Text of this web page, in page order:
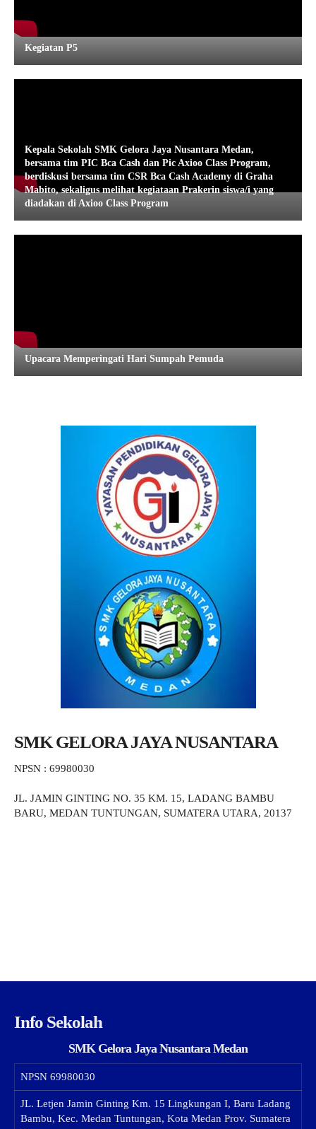
Kegiatan P5
Kepala Sekolah SMK Gelora Jaya Nusantara Medan,
bersama tim PIC Bca Cash dan Pic Axioo Class Program,
berdiskusi bersama tim CSR Bca Cash Academy di Graha
Mabito, sekaligus melihat kegiataan Prakerin siswa/i yang
diadakan di Axioo Class Program
Upacara Memperingati Hari Sumpah Pemuda
SMK GELORA JAYA NUSANTARA
NPSN : 69980030
JL. JAMIN GINTING NO. 35 KM. 15, LADANG BAMBU
BARU, MEDAN TUNTUNGAN, SUMATERA UTARA, 20137
Info Sekolah
SMK Gelora Jaya Nusantara Medan
NPSN 69980030
JL. Letjen Jamin Ginting Km. 15 Lingkungan I, Baru Ladang
Bambu, Kec. Medan Tuntungan, Kota Medan Prov. Sumatera